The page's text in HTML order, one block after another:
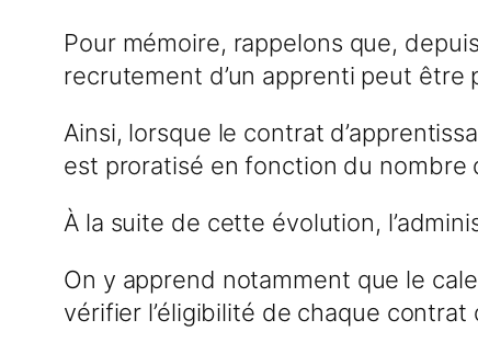
Pour mémoire, rappelons que,
recrutement d’un apprenti peut être
Ainsi, lorsque le contrat
est proratisé en fonction du nombre
À la suite de cette évolution,
On y apprend notamment que le
vérifier l’éligibilité de chaque contrat